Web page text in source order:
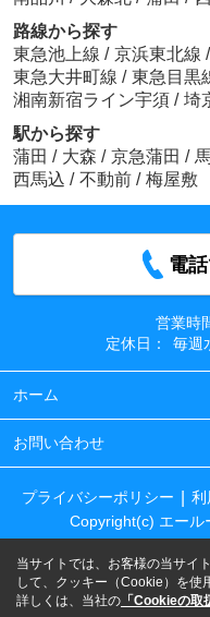
路線から探す
東急池上線 / 京浜東北線 /
東急大井町線 / 東急目黒
湘南新宿ライン宇須 / 埼
駅から探す
蒲田 / 大森 / 京急蒲田 /
西馬込 / 不動前 / 梅屋敷
電
営業時
定休日：
毎週
ホーム
お問い合わせ
プライバシーポリシー 利
Copyright(c) エー
当サイトでは、お客様の当サイ
して、クッキー（Cookie）を使
詳しくは、当社の 「Cookieの取